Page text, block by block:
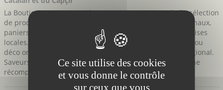
La Boutique Saveurs Catalanes vous propose une belle sélection
de produits issus du terroir catalan : Vins, produits régionaux,
paniers gourmands, chocolats, miels et autres gourmandises
locales… Vous y trouverez également des idées cadeaux ou
déco originales et traditionnelles issues de l'artisanat régional.
Saveurs Catalanes est labellisée "Tourisme et Terroir", une
récompense attribuée à ceux qui ...
Ce site utilise des cookies
et vous donne le contrôle
sur ceux que vous